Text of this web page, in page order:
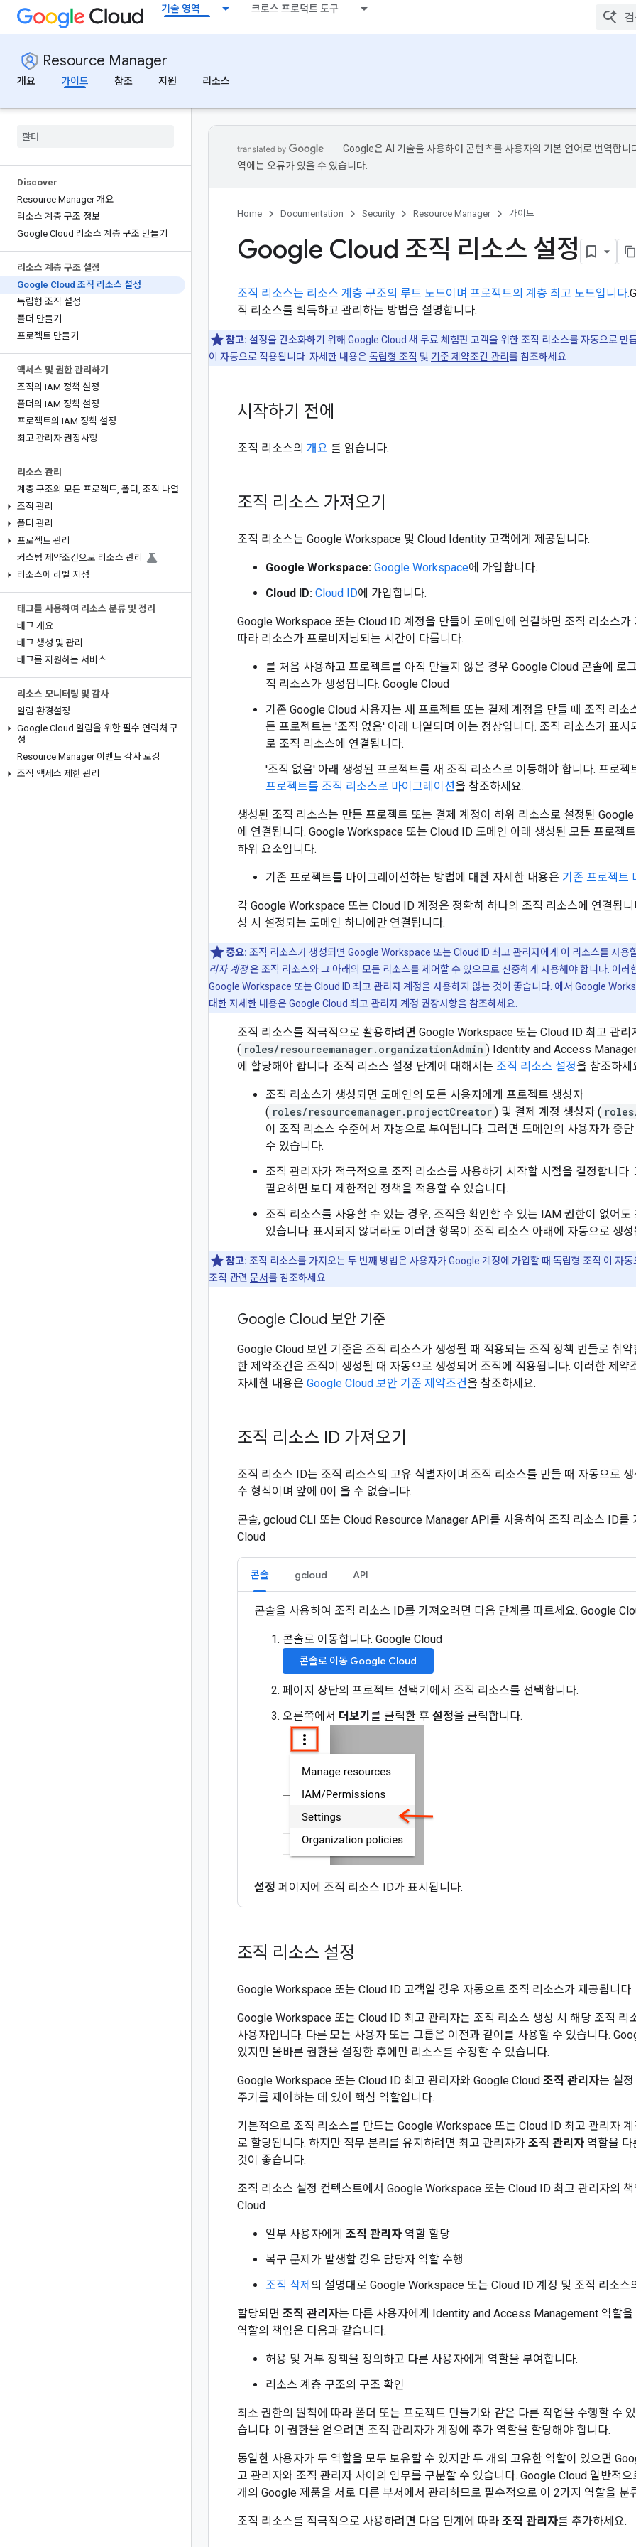
기술 영역 크로스 프로덕트 도구
Resource Manager
개요 가이드 참조 지원 리소스
Discover
Resource Manager 개요
리소스 계층 구조 정보
Google Cloud 리소스 계층 구조 만들기
리소스 계층 구조 설정
Google Cloud 조직 리소스 설정
독립형 조직 설정
폴더 만들기
프로젝트 만들기
액세스 및 권한 관리하기
조직의 IAM 정책 설정
폴더의 IAM 정책 설정
프로젝트의 IAM 정책 설정
최고 관리자 권장사항
리소스 관리
계층 구조의 모든 프로젝트, 폴더 , 조직 나열
조직 관리
폴더 관리
프로젝트 관리
커스텀 제약조건으로 리소스 관리
리소스에 라벨 지정
태그를 사용하여 리소스 분류 및 정리
태그 개요
태그 생성 및 관리
태그를 지원하는 서비스
리소스 모니터링 및 감사
알림 환경설정
Google Cloud 알림을 위한 필수 연락처 구
성
Resource Manager 이벤트 감사 로깅
조직 액세스 제한 관리
Google은 AI 기술을 사용하여 콘텐츠를 사용자의 기본 언어로 번역합니
역에는 오류가 있을 수 있습니다.
Home Documentation Security Resource Manager 가이드
Google Cloud 조직 리소스 설정
조직 리소스는 리소스 계층 구조의 루트 노드이며 프로젝트의 계층 최고 노드입니다.
직 리소스를 획득하고 관리하는 방법을 설명합니다.
참고: 설정을 간소화하기 위해 Google Cloud 새 무료 체험판 고객을 위한 조직 리소스를 자동으로 만
이 자동으로 적용됩니다. 자세한 내용은독립형 조직 및 기준 제약조건 관리 를 참조하세요.
시작하기 전에
조직 리소스의 개요 를 읽습니다.
조직 리소스 가져오기
조직 리소스는 Google Workspace 및 Cloud Identity 고객에게 제공됩니다.
Google Workspace: Google Workspace에 가입합니다.
Cloud ID: Cloud ID에 가입합니다.
Google Workspace 또는 Cloud ID 계정을 만들어 도메인에 연결하면 조직 리소스가
따라 리소스가 프로비저닝되는 시간이 다릅니다.
를 처음 사용하고 프로젝트를 아직 만들지 않은 경우 Google Cloud 콘솔에 로
직 리소스가 생성됩니다. Google Cloud
기존 Google Cloud 사용자는 새 프로젝트 또는 결제 계정을 만들 때 조직 리소
든 프로젝트는 '조직 없음' 아래 나열되며 이는 정상입니다. 조직 리소스가 표
로 조직 리소스에 연결됩니다.
'조직 없음' 아래 생성된 프로젝트를 새 조직 리소스로 이동해야 합니다. 프로
프로젝트를 조직 리소스로 마이그레이션을 참조하세요.
생성된 조직 리소스는 만든 프로젝트 또는 결제 계정이 하위 리소스로 설정된
에 연결됩니다. Google Workspace 또는 Cloud ID 도메인 아래 생성된 모든 프로젝
하위 요소입니다.
기존 프로젝트를 마이그레이션하는 방법에 대한 자세한 내용은 기존 프로젝트
각 Google Workspace 또는 Cloud ID 계정은 정확히 하나의 조직 리소스에 연결됩
성 시 설정되는 도메인 하나에만 연결됩니다.
중요: 조직 리소스가 생성되면 Google Workspace 또는 Cloud ID 최고 관리자에게 이 리소스를 사용
리자 계정은 조직 리소스와 그 아래의 모든 리소스를 제어할 수 있으므로 신중하게 사용해야 합니다. 이러
Google Workspace 또는 Cloud ID 최고 관리자 계정을 사용하지 않는 것이 좋습니다. 에서 Google
대한 자세한 내용은 Google Cloud 최고 관리자 계정 권장사항을 참조하세요.
조직 리소스를 적극적으로 활용하려면 Google Workspace 또는 Cloud ID 최고 관
( roles/resourcemanager.organizationAdmin ) Identity and Access
에 할당해야 합니다. 조직 리소스 설정 단계에 대해서는 조직 리소스 설정을 참조하세
조직 리소스가 생성되면 도메인의 모든 사용자에게 프로젝트 생성자
( roles/resourcemanager.projectCreator ) 및 결제 계정 생성자 (
이 조직 리소스 수준에서 자동으로 부여됩니다. 그러면 도메인의 사용자가 중
수 있습니다.
조직 관리자가 적극적으로 조직 리소스를 사용하기 시작할 시점을 결정합니다
필요하면 보다 제한적인 정책을 적용할 수 있습니다.
조직 리소스를 사용할 수 있는 경우, 조직을 확인할 수 있는 IAM 권한이 없어
있습니다. 표시되지 않더라도 이러한 항목이 조직 리소스 아래에 자동으로 생
참고: 조직 리소스를 가져오는 두 번째 방법은 사용자가 Google 계정에 가입할 때 독립형 조직 이 자
조직 관련 문서를 참조하세요.
Google Cloud 보안 기준
Google Cloud 보안 기준은 조직 리소스가 생성될 때 적용되는 조직 정책 번들로 취
한 제약조건은 조직이 생성될 때 자동으로 생성되어 조직에 적용됩니다. 이러한 제
자세한 내용은 Google Cloud 보안 기준 제약조건을 참조하세요.
조직 리소스 ID 가져오기
조직 리소스 ID는 조직 리소스의 고유 식별자이며 조직 리소스를 만들 때 자동으로
수 형식이며 앞에 0이 올 수 없습니다.
콘솔, gcloud CLI 또는 Cloud Resource Manager API를 사용하여 조직 리소스 ID를
Cloud
콘솔 gcloud API
콘솔을 사용하여 조직 리소스 ID를 가져오려면 다음 단계를 따르세요. Google
콘솔로 이동합니다. Google Cloud
콘솔로 이동 Google Cloud
페이지 상단의 프로젝트 선택기에서 조직 리소스를 선택합니다.
오른쪽에서 더보기 를 클릭한 후 설정을 클릭합니다.
설정 페이지에 조직 리소스 ID가 표시됩니다.
조직 리소스 설정
Google Workspace 또는 Cloud ID 고객일 경우 자동으로 조직 리소스가 제공됩니다.
Google Workspace 또는 Cloud ID 최고 관리자는 조직 리소스 생성 시 해당 조직 리
사용자입니다. 다른 모든 사용자 또는 그룹은 이전과 같이를 사용할 수 있습니다.
있지만 올바른 권한을 설정한 후에만 리소스를 수정할 수 있습니다.
Google Workspace 또는 Cloud ID 최고 관리자와 Google Cloud 조직 관리자는 설
주기를 제어하는 데 있어 핵심 역할입니다.
기본적으로 조직 리소스를 만드는 Google Workspace 또는 Cloud ID 최고 관리자
로 할당됩니다. 하지만 직무 분리를 유지하려면 최고 관리자가 조직 관리자 역할을
것이 좋습니다.
조직 리소스 설정 컨텍스트에서 Google Workspace 또는 Cloud ID 최고 관리자의
Cloud
일부 사용자에게 조직 관리자 역할 할당
복구 문제가 발생할 경우 담당자 역할 수행
조직 삭제 의 설명대로 Google Workspace 또는 Cloud ID 계정 및 조직 리소스
할당되면 조직 관리자는 다른 사용자에게 Identity and Access Management 역할
역할의 책임은 다음과 같습니다.
허용 및 거부 정책을 정의하고 다른 사용자에게 역할을 부여합니다.
리소스 계층 구조의 구조 확인
최소 권한의 원칙에 따라 폴더 또는 프로젝트 만들기와 같은 다른 작업을 수행할 수
습니다. 이 권한을 얻으려면 조직 관리자가 계정에 추가 역할을 할당해야 합니다.
동일한 사용자가 두 역할을 모두 보유할 수 있지만 두 개의 고유한 역할이 있으면
고 관리자와 조직 관리자 사이의 임무를 구분할 수 있습니다. Google Cloud 일반적
개의 Google 제품을 서로 다른 부서에서 관리하므로 필수적으로 이 2가지 역할을 분
조직 리소스를 적극적으로 사용하려면 다음 단계에 따라 조직 관리자를 추가하세요.